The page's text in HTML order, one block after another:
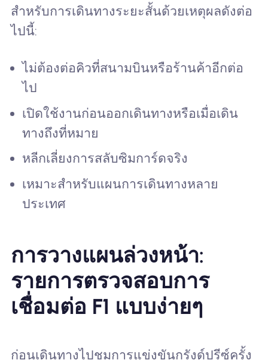
สำหรับการเดินทางระยะสั้นด้วยเหตุผลดังต่อ
ไปนี้:
ไม่ต้องต่อคิวที่สนามบินหรือร้านค้าอีกต่อ
ไป
เปิดใช้งานก่อนออกเดินทางหรือเมื่อเดิน
ทางถึงที่หมาย
หลีกเลี่ยงการสลับซิมการ์ดจริง
เหมาะสำหรับแผนการเดินทางหลาย
ประเทศ
การวางแผนล่วงหน้า:
รายการตรวจสอบการ
เชื่อมต่อ F1 แบบง่ายๆ
ก่อนเดินทางไปชมการแข่งขันกรังด์ปรีซ์ครั้ง